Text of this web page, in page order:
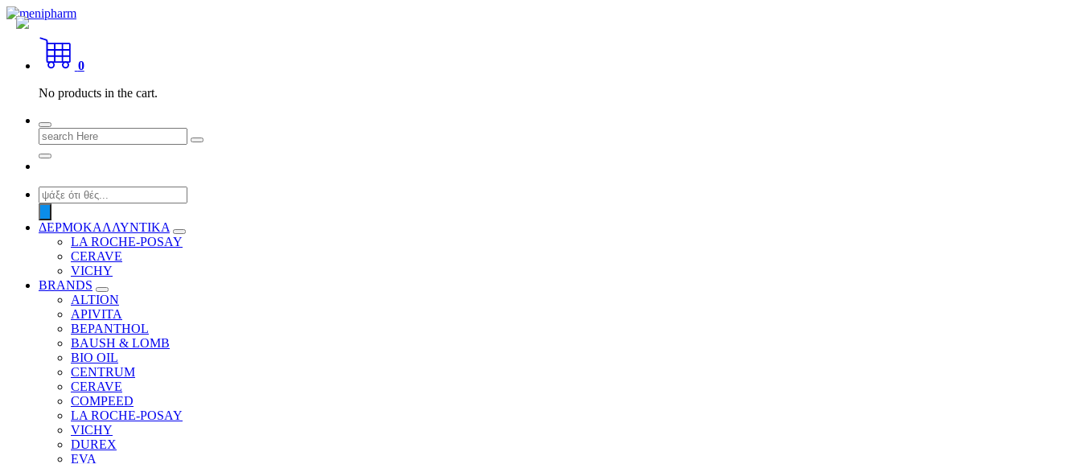
Skip
content
shop 2 easily
0
No products in the cart.
Search
for:
Products
search
ΔΕΡΜΟΚΑΛΛΥΝΤΙΚΑ
LA ROCHE-POSAY
CERAVE
VICHY
BRANDS
ALTION
APIVITA
BEPANTHOL
BAUSH & LOMB
BIO OIL
CENTRUM
CERAVE
COMPEED
LA ROCHE-POSAY
VICHY
DUREX
EVA